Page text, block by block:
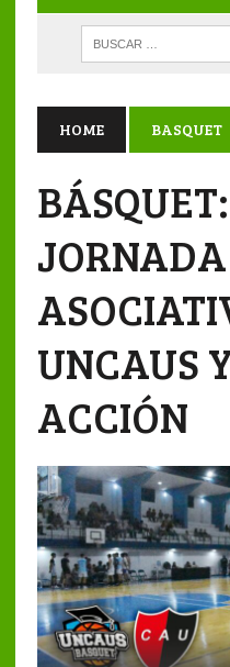
HOME BASQUET
UNCAUS
ACCIÓN